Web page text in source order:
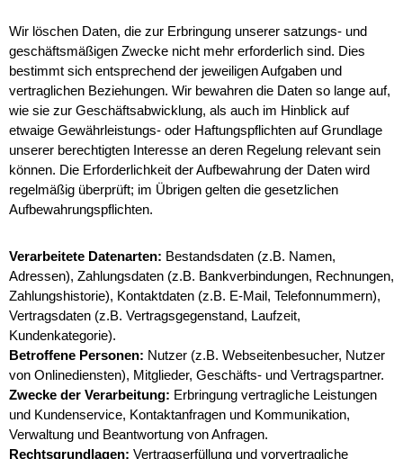
Wir löschen Daten, die zur Erbringung unserer satzungs- und
geschäftsmäßigen Zwecke nicht mehr erforderlich sind. Dies
bestimmt sich entsprechend der jeweiligen Aufgaben und
vertraglichen Beziehungen. Wir bewahren die Daten so lange auf,
wie sie zur Geschäftsabwicklung, als auch im Hinblick auf
etwaige Gewährleistungs- oder Haftungspflichten auf Grundlage
unserer berechtigten Interesse an deren Regelung relevant sein
können. Die Erforderlichkeit der Aufbewahrung der Daten wird
regelmäßig überprüft; im Übrigen gelten die gesetzlichen
Aufbewahrungspflichten.
Verarbeitete Datenarten: Bestandsdaten (z.B. Namen,
Adressen), Zahlungsdaten (z.B. Bankverbindungen, Rechnungen,
Zahlungshistorie), Kontaktdaten (z.B. E-Mail, Telefonnummern),
Vertragsdaten (z.B. Vertragsgegenstand, Laufzeit,
Kundenkategorie).
Betroffene Personen: Nutzer (z.B. Webseitenbesucher, Nutzer
von Onlinediensten), Mitglieder, Geschäfts- und Vertragspartner.
Zwecke der Verarbeitung: Erbringung vertragliche Leistungen
und Kundenservice, Kontaktanfragen und Kommunikation,
Verwaltung und Beantwortung von Anfragen.
Rechtsgrundlagen: Vertragserfüllung und vorvertragliche